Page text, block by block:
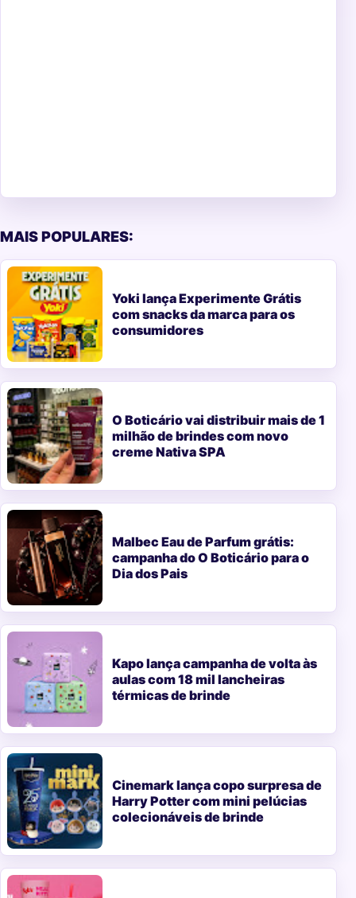
MAIS POPULARES:
Yoki lança Experimente Grátis
com snacks da marca para os
consumidores
O Boticário vai distribuir mais de 1
milhão de brindes com novo
creme Nativa SPA
Malbec Eau de Parfum grátis:
campanha do O Boticário para o
Dia dos Pais
Kapo lança campanha de volta às
aulas com 18 mil lancheiras
térmicas de brinde
Cinemark lança copo surpresa de
Harry Potter com mini pelúcias
colecionáveis de brinde